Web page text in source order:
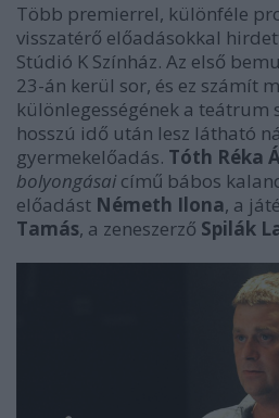
Több premierrel, különféle
visszatérő előadásokkal
Stúdió K Színház. Az első
23-án kerül sor, és ez számít
különlegességének a teátrum
hosszú idő után lesz látható
gyermekelőadás. Tóth Réka
bolyongásai című bábos
előadást Németh Ilona, a
Tamás, a zeneszerző Spilák